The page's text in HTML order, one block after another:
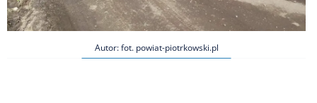
Autor: fot. powiat-piotrkowski.pl